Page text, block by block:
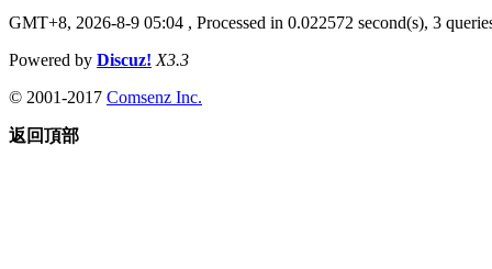
GMT+8, 2026-8-9 05:04 , Processed in 0.022572 second(s), 3
Powered by Discuz! X3.3
© 2001-2017 Comsenz Inc.
返回頂部